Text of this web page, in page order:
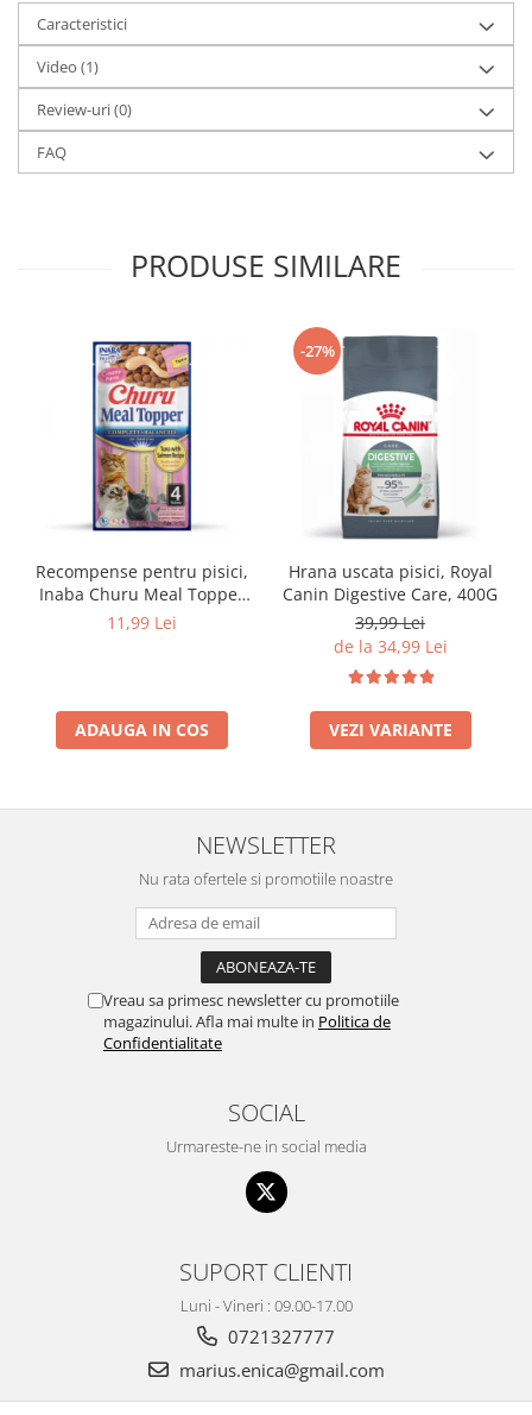
Caracteristici
Video (1)
Review-uri(0)
FAQ
PRODUSE SIMILARE
Recompense pentru pisici,
Inaba Churu Meal Topper
Tuna with Salmon Recipe
11,99 Lei
ADAUGA IN COS
-27%
Hrana uscata pisici, Royal
Canin Digestive Care, 400G
39,99 Lei
de la 34,99 Lei
VEZI VARIANTE
NEWSLETTER
Nu rata ofertele si promotiile noastre
Vreau sa primesc newsletter cu promotiile
magazinului. Afla mai multe in Politica de
Confidentialitate
SOCIAL
Urmareste-ne in social media
SUPORT CLIENTI
Luni - Vineri : 09.00-17.00
0721327777
marius.enica@gmail.com